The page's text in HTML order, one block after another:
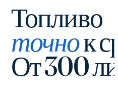
Топливо
точнок
От 300